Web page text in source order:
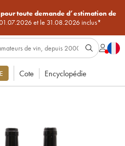
toute demande d’estimation de
et le 31.08.2026 inclus*
Cote Encyclopédie